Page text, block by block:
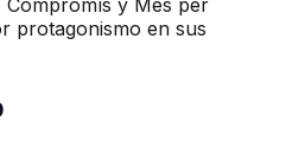
protagonismo en sus